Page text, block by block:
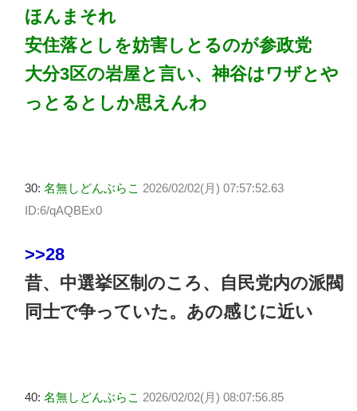
ほんまそれ
安住落としを妨害しとるのが参政党
大分3区の岩屋と言い、神谷はワザとや
っとるとしか思えんわ
30: 名無しどんぶらこ 2026/02/02(月) 07:57:52.63
ID:6/qAQBEx0
>>28
昔、中選挙区制のころ、自民党内の派閥
同士で争っていた。あの感じに近い
40: 名無しどんぶらこ 2026/02/02(月) 08:07:56.85